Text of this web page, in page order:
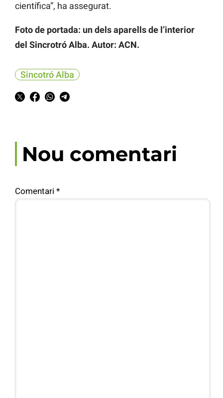
científica”, ha assegurat.
Foto de portada: un dels aparells de l’interior
del Sincrotró Alba. Autor: ACN.
Sincotró Alba
Nou comentari
Comentari *